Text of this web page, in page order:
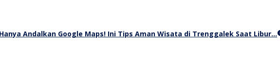
Andalkan Google Maps! Ini Tips Aman Wisata di Trenggalek Saat Libur…